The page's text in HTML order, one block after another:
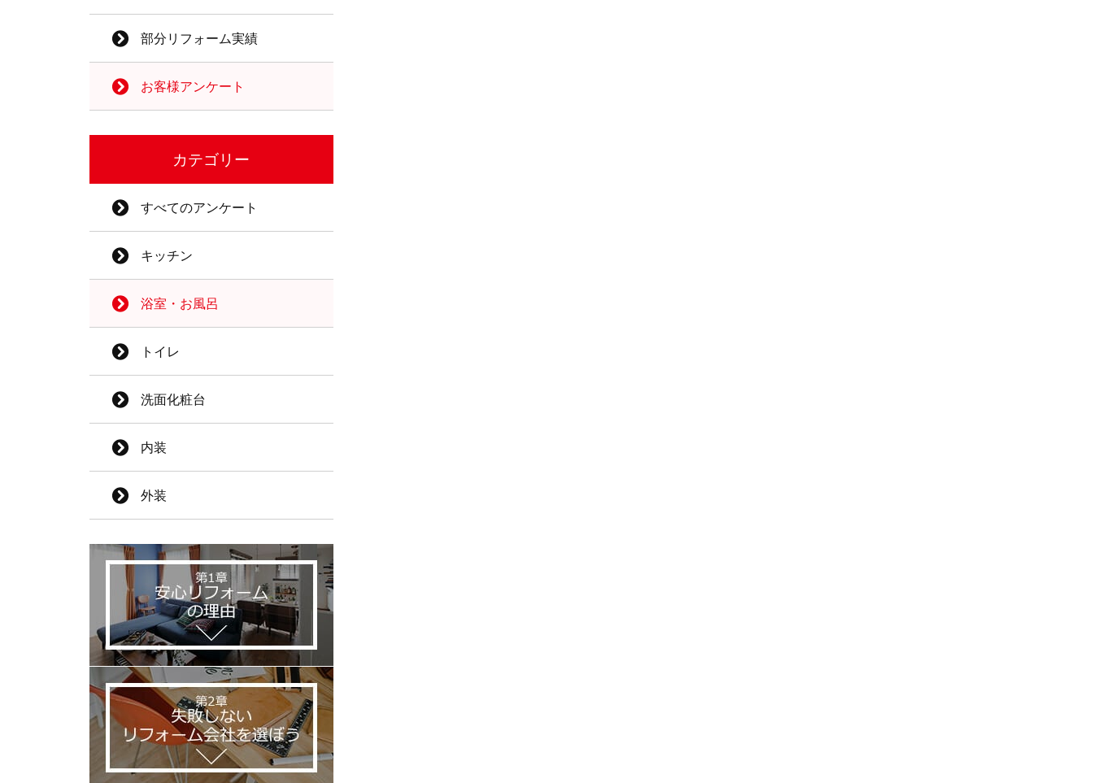
部分リフォーム実績
お客様アンケート
カテゴリー
すべてのアンケート
キッチン
浴室・お風呂
トイレ
洗面化粧台
内装
外装